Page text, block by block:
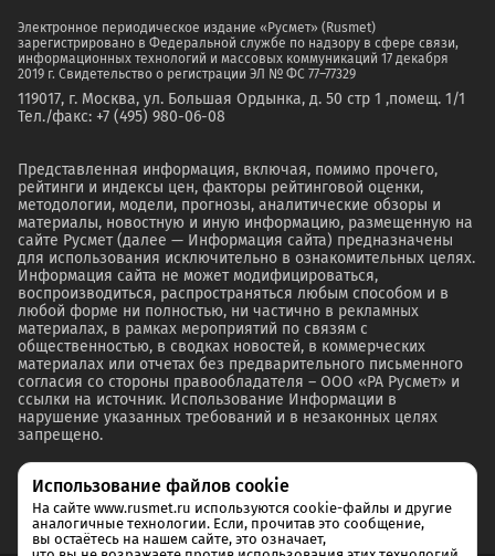
Электронное периодическое издание «Русмет» (Rusmet)
зарегистрировано в Федеральной службе по надзору в сфере связи,
информационных технологий и массовых коммуникаций 17 декабря
2019 г. Свидетельство о регистрации ЭЛ № ФС 77–77329
119017, г. Москва, ул. Большая Ордынка, д. 50 стр 1 ,помещ. 1/1
Тел./факс: +7 (495) 980-06-08
Представленная информация, включая, помимо прочего,
рейтинги и индексы цен, факторы рейтинговой оценки,
методологии, модели, прогнозы, аналитические обзоры и
материалы, новостную и иную информацию, размещенную на
сайте Русмет (далее — Информация сайта) предназначены
для использования исключительно в ознакомительных целях.
Информация сайта не может модифицироваться,
воспроизводиться, распространяться любым способом и в
любой форме ни полностью, ни частично в рекламных
материалах, в рамках мероприятий по связям с
общественностью, в сводках новостей, в коммерческих
материалах или отчетах без предварительного письменного
согласия со стороны правообладателя – ООО «РА Русмет» и
ссылки на источник. Использование Информации в
нарушение указанных требований и в незаконных целях
запрещено.
Использование файлов cookie
На сайте www.rusmet.ru используются cookie-файлы и другие
аналогичные технологии. Если, прочитав это сообщение,
вы остаётесь на нашем сайте, это означает,